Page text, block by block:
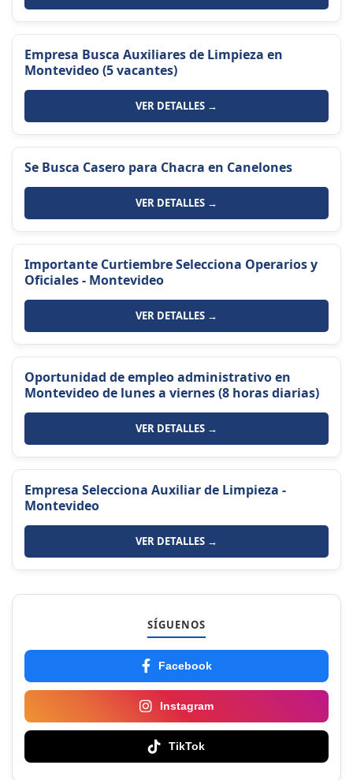
Empresa Busca Auxiliares de Limpieza en
Montevideo (5 vacantes)
VER DETALLES →
Se Busca Casero para Chacra en Canelones
VER DETALLES →
Importante Curtiembre Selecciona Operarios y
Oficiales - Montevideo
VER DETALLES →
Oportunidad de empleo administrativo en
Montevideo de lunes a viernes (8 horas diarias)
VER DETALLES →
Empresa Selecciona Auxiliar de Limpieza -
Montevideo
VER DETALLES →
SÍGUENOS
Facebook
Instagram
TikTok